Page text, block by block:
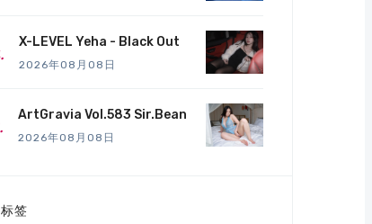
X-LEVEL Yeha - Black Out
2026年08月08日
ArtGravia Vol.583 Sir.Bean
2026年08月08日
标签